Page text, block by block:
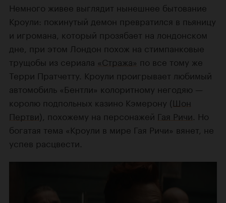
Немного живее выглядит нынешнее бытование
Кроули: покинутый демон превратился в пьяницу
и игромана, который прозябает на лондонском
дне, при этом Лондон похож на стимпанковые
трущобы из сериала «Стража» по все тому же
Терри Пратчетту. Кроули проигрывает любимый
автомобиль «Бентли» колоритному негодяю —
королю подпольных казино Кэмерону (Шон
Пертви), похожему на персонажей Гая Ричи . Но
богатая тема «Кроули в мире Гая Ричи» вянет, не
успев расцвести.